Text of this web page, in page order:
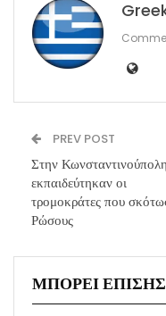
PREV POST
Στην Κωνσταντινούπολη
εκπαιδεύτηκαν οι
τρομοκράτες που
Ρώσους
ΜΠΟΡΕΊ